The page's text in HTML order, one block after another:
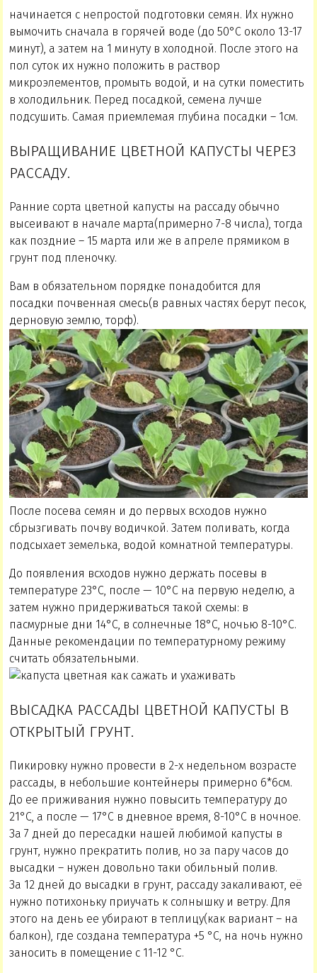
начинается с непростой подготовки семян. Их нужно
вымочить сначала в горячей воде (до 50°С около 13-17
минут), а затем на 1 минуту в холодной. После этого на
пол суток их нужно положить в раствор
микроэлементов, промыть водой, и на сутки поместить
в холодильник. Перед посадкой, семена лучше
подсушить. Самая приемлемая глубина посадки – 1см.
ВЫРАЩИВАНИЕ ЦВЕТНОЙ КАПУСТЫ ЧЕРЕЗ
РАССАДУ.
Ранние сорта цветной капусты на рассаду обычно
высеивают в начале марта(примерно 7-8 числа), тогда
как поздние – 15 марта или же в апреле прямиком в
грунт под пленочку.
Вам в обязательном порядке понадобится для
посадки почвенная смесь(в равных частях берут песок,
дерновую землю, торф).
После посева семян и до первых всходов нужно
сбрызгивать почву водичкой. Затем поливать, когда
подсыхает земелька, водой комнатной температуры.
До появления всходов нужно держать посевы в
температуре 23°С, после — 10°С на первую неделю, а
затем нужно придерживаться такой схемы: в
пасмурные дни 14°С, в солнечные 18°С, ночью 8-10°С.
Данные рекомендации по температурному режиму
считать обязательными.
ВЫСАДКА РАССАДЫ ЦВЕТНОЙ КАПУСТЫ В
ОТКРЫТЫЙ ГРУНТ.
Пикировку нужно провести в 2-х недельном возрасте
рассады, в небольшие контейнеры примерно 6*6см.
До ее приживания нужно повысить температуру до
21°С, а после — 17°С в дневное время, 8-10°С в ночное.
За 7 дней до пересадки нашей любимой капусты в
грунт, нужно прекратить полив, но за пару часов до
высадки – нужен довольно таки обильный полив.
За 12 дней до высадки в грунт, рассаду закаливают, её
нужно потихоньку приучать к солнышку и ветру. Для
этого на день ее убирают в теплицу(как вариант – на
балкон), где создана температура +5 °С, на ночь нужно
заносить в помещение с 11-12 °С.